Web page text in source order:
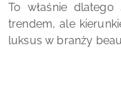
To właśnie
trendem, ale
luksus w branży